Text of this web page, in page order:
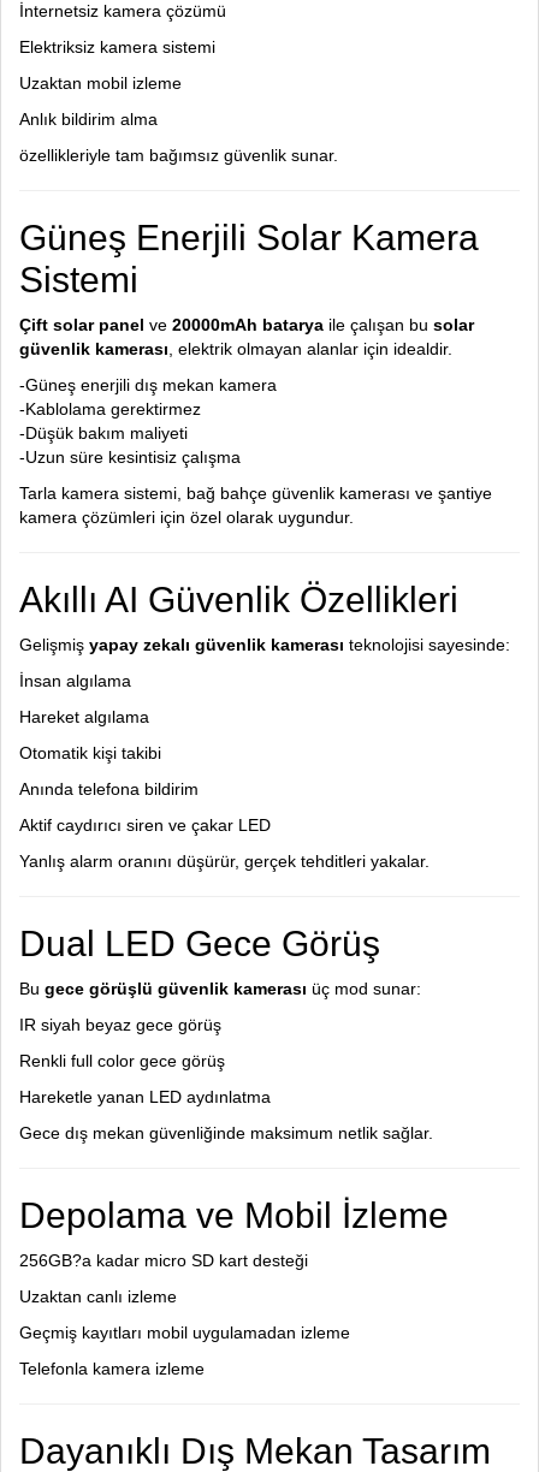
İnternetsiz kamera çözümü
Elektriksiz kamera sistemi
Uzaktan mobil izleme
Anlık bildirim alma
özellikleriyle tam bağımsız güvenlik sunar.
Güneş Enerjili Solar Kamera
Sistemi
Çift solar panel ve 20000mAh batarya ile çalışan bu solar
güvenlik kamerası , elektrik olmayan alanlar için idealdir.
-Güneş enerjili dış mekan kamera
-Kablolama gerektirmez
-Düşük bakım maliyeti
-Uzun süre kesintisiz çalışma
Tarla kamera sistemi, bağ bahçe güvenlik kamerası ve şantiye
kamera çözümleri için özel olarak uygundur.
Akıllı AI Güvenlik Özellikleri
Gelişmiş yapay zekalı güvenlik kamerası teknolojisi sayesinde:
İnsan algılama
Hareket algılama
Otomatik kişi takibi
Anında telefona bildirim
Aktif caydırıcı siren ve çakar LED
Yanlış alarm oranını düşürür, gerçek tehditleri yakalar.
Dual LED Gece Görüş
Bu gece görüşlü güvenlik kamerası üç mod sunar:
IR siyah beyaz gece görüş
Renkli full color gece görüş
Hareketle yanan LED aydınlatma
Gece dış mekan güvenliğinde maksimum netlik sağlar.
Depolama ve Mobil İzleme
256GB?a kadar micro SD kart desteği
Uzaktan canlı izleme
Geçmiş kayıtları mobil uygulamadan izleme
Telefonla kamera izleme
Dayanıklı Dış Mekan Tasarım